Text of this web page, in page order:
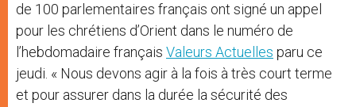
de 100 parlementaires français ont signé un appel
pour les chrétiens d’Orient dans le numéro de
l’hebdomadaire français Valeurs Actuelles paru ce
jeudi. « Nous devons agir à la fois à très court terme
et pour assurer dans la durée la sécurité des